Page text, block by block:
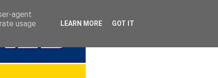
agent
usage
LEARN MORE GOT IT